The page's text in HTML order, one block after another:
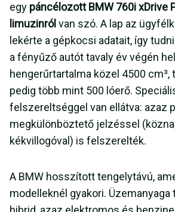
egy páncélozott BMW 760i xDrive
limuzinról van szó. A lap az
lekérte a gépkocsi adatait, így
a fényűző autót tavaly év végén
hengerűrtartalma közel 4500
pedig több mint 500 lóerő.
felszereltséggel van ellátva: azaz
megkülönböztető jelzéssel
kékvillogóval) is felszerelték.
A BMW hosszított tengelytávú,
modelleknél gyakori.